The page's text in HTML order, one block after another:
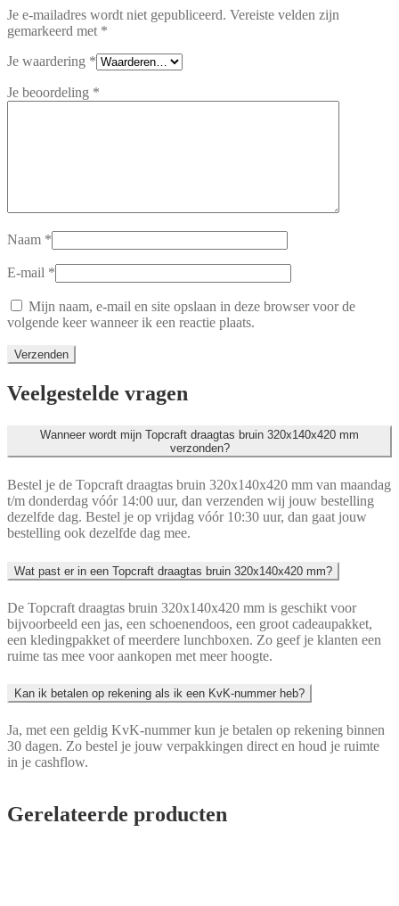
Je e-mailadres wordt niet gepubliceerd. Vereiste velden zijn
gemarkeerd met *
Je waardering *
Je beoordeling *
Naam *
E-mail *
Mijn naam, e-mail en site opslaan in deze browser voor de
volgende keer wanneer ik een reactie plaats.
Veelgestelde vragen
Wanneer wordt mijn Topcraft draagtas bruin 320x140x420 mm
verzonden?
Bestel je de Topcraft draagtas bruin 320x140x420 mm van maandag
t/m donderdag vóór 14:00 uur, dan verzenden wij jouw bestelling
dezelfde dag. Bestel je op vrijdag vóór 10:30 uur, dan gaat jouw
bestelling ook dezelfde dag mee.
Wat past er in een Topcraft draagtas bruin 320x140x420 mm?
De Topcraft draagtas bruin 320x140x420 mm is geschikt voor
bijvoorbeeld een jas, een schoenendoos, een groot cadeaupakket,
een kledingpakket of meerdere lunchboxen. Zo geef je klanten een
ruime tas mee voor aankopen met meer hoogte.
Kan ik betalen op rekening als ik een KvK-nummer heb?
Ja, met een geldig KvK-nummer kun je betalen op rekening binnen
30 dagen. Zo bestel je jouw verpakkingen direct en houd je ruimte
in je cashflow.
Gerelateerde producten